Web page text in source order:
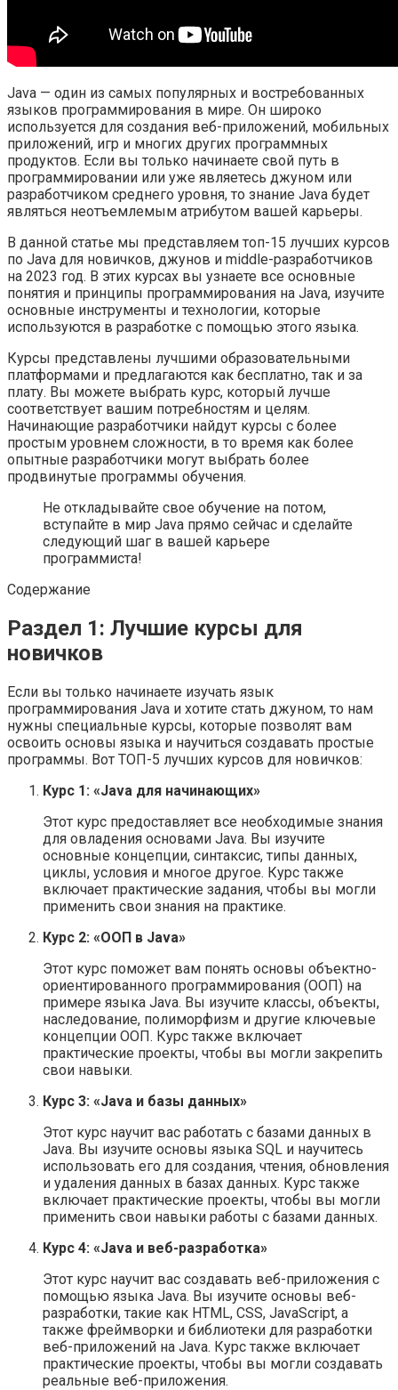
Java — один из самых популярных и востребованных
языков программирования в мире. Он широко
используется для создания веб-приложений, мобильных
приложений, игр и многих других программных
продуктов. Если вы только начинаете свой путь в
программировании или уже являетесь джуном или
разработчиком среднего уровня, то знание Java будет
являться неотъемлемым атрибутом вашей карьеры.
В данной статье мы представляем топ-15 лучших курсов
по Java для новичков, джунов и middle-разработчиков
на 2023 год. В этих курсах вы узнаете все основные
понятия и принципы программирования на Java, изучите
основные инструменты и технологии, которые
используются в разработке с помощью этого языка.
Курсы представлены лучшими образовательными
платформами и предлагаются как бесплатно, так и за
плату. Вы можете выбрать курс, который лучше
соответствует вашим потребностям и целям.
Начинающие разработчики найдут курсы с более
простым уровнем сложности, в то время как более
опытные разработчики могут выбрать более
продвинутые программы обучения.
Не откладывайте свое обучение на потом,
вступайте в мир Java прямо сейчас и сделайте
следующий шаг в вашей карьере
программиста!
Содержание
Раздел 1: Лучшие курсы для
новичков
Если вы только начинаете изучать язык
программирования Java и хотите стать джуном, то нам
нужны специальные курсы, которые позволят вам
освоить основы языка и научиться создавать простые
программы. Вот ТОП-5 лучших курсов для новичков:
Курс 1: «Java для начинающих»
Этот курс предоставляет все необходимые знания
для овладения основами Java. Вы изучите
основные концепции, синтаксис, типы данных,
циклы, условия и многое другое. Курс также
включает практические задания, чтобы вы могли
применить свои знания на практике.
Курс 2: «ООП в Java»
Этот курс поможет вам понять основы объектно-
ориентированного программирования (ООП) на
примере языка Java. Вы изучите классы, объекты,
наследование, полиморфизм и другие ключевые
концепции ООП. Курс также включает
практические проекты, чтобы вы могли закрепить
свои навыки.
Курс 3: «Java и базы данных»
Этот курс научит вас работать с базами данных в
Java. Вы изучите основы языка SQL и научитесь
использовать его для создания, чтения, обновления
и удаления данных в базах данных. Курс также
включает практические проекты, чтобы вы могли
применить свои навыки работы с базами данных.
Курс 4: «Java и веб-разработка»
Этот курс научит вас создавать веб-приложения с
помощью языка Java. Вы изучите основы веб-
разработки, такие как HTML, CSS, JavaScript, а
также фреймворки и библиотеки для разработки
веб-приложений на Java. Курс также включает
практические проекты, чтобы вы могли создавать
реальные веб-приложения.